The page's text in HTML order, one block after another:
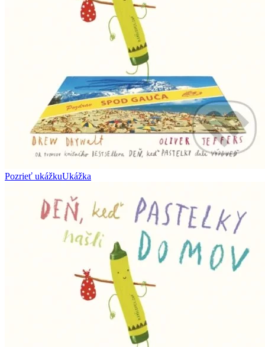
Pozrieť ukážkuUkážka